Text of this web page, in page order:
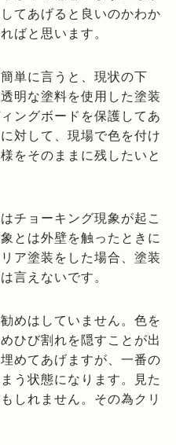
てあげると良いのかわか
ばと思います。
単に言うと、現状の下
明な塗料を使用した塗装
ングボードを保護してあ
対して、現場で色を付け
をそのままに残したいと
チョーキング現象が起こ
とは外壁を触ったときに
ア塗装をした場合、塗装
言えないです。
めはしていません。色を
ひび割れを隠すことが出
めてあげますが、一番の
う状態になります。見た
しれません。その為クリ